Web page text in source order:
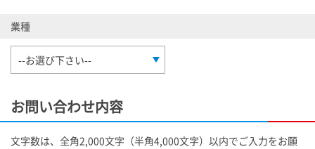
業種
お問い合わせ内容
文字数は、全角2,000文字（半角4,000文字）以内でご入力をお願